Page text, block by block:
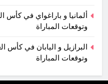
وتوقعات المباراة
وتوقعات المباراة